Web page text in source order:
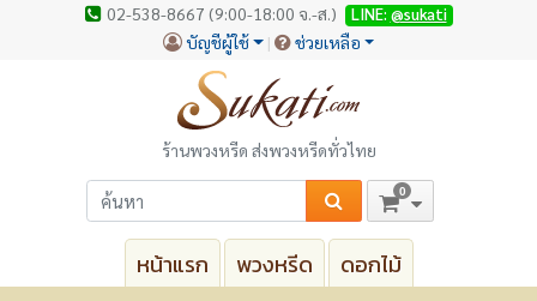
02-538-8667 (9:00-18:00 จ.-ส.) LINE: @sukati
บัญชีผู้ใช้ ช่วยเหลือ
ร้านพวงหรีด ส่งพวงหรีดทั่วไทย
0
หน้าแรก พวงหรีด ดอกไม้